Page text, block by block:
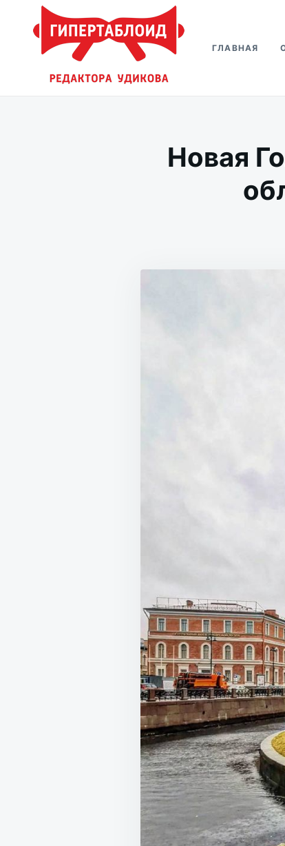
Перейти
содержимому
ГЛАВНАЯ
Новая